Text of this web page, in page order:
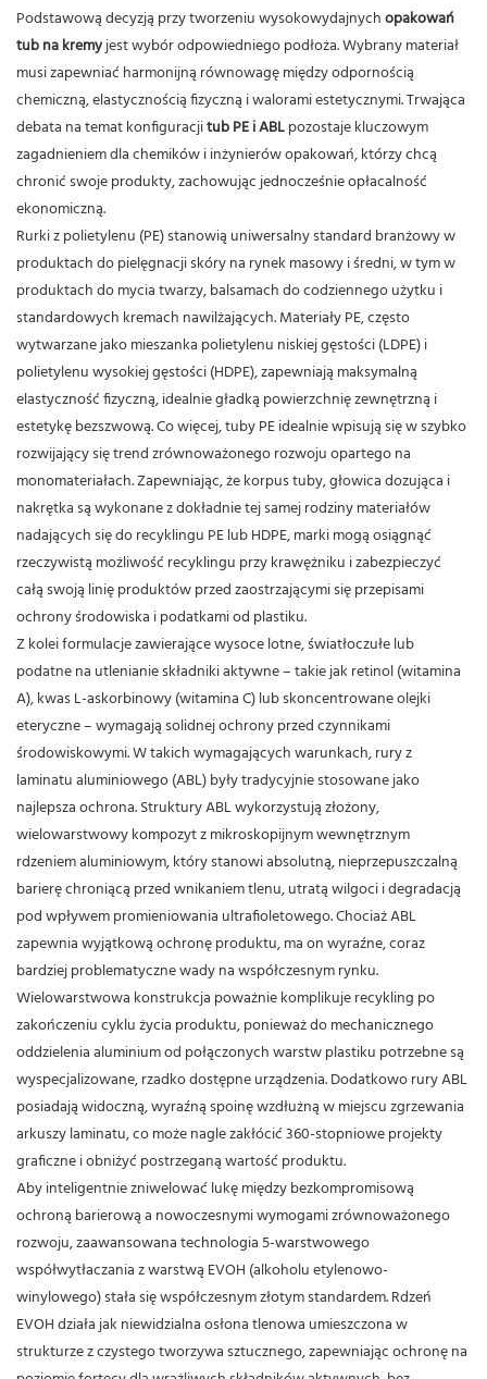
Podstawową decyzją przy tworzeniu wysokowydajnychopakowań
tub na kremyjest wybór odpowiedniego podłoża. Wybrany materiał
musi zapewniać harmonijną równowagę między odpornością
chemiczną, elastycznością fizyczną i walorami estetycznymi. Trwająca
debata na temat konfiguracjitub PE i ABLpozostaje kluczowym
zagadnieniem dla chemików i inżynierów opakowań, którzy chcą
chronić swoje produkty, zachowując jednocześnie opłacalność
ekonomiczną.
Rurki z polietylenu (PE) stanowią uniwersalny standard branżowy w
produktach do pielęgnacji skóry na rynek masowy i średni, w tym w
produktach do mycia twarzy, balsamach do codziennego użytku i
standardowych kremach nawilżających. Materiały PE, często
wytwarzane jako mieszanka polietylenu niskiej gęstości (LDPE) i
polietylenu wysokiej gęstości (HDPE), zapewniają maksymalną
elastyczność fizyczną, idealnie gładką powierzchnię zewnętrzną i
estetykę bezszwową.Co więcej, tuby PE idealnie wpisują się w szybko
rozwijający się trend zrównoważonego rozwoju opartego na
monomateriałach. Zapewniając, że korpus tuby, głowica dozująca i
nakrętka są wykonane z dokładnie tej samej rodziny materiałów
nadających się do recyklingu PE lub HDPE, marki mogą osiągnąć
rzeczywistą możliwość recyklingu przy krawężniku i zabezpieczyć
całą swoją linię produktów przed zaostrzającymi się przepisami
ochrony środowiska i podatkami od plastiku.
Z kolei formulacje zawierające wysoce lotne, światłoczułe lub
podatne na utlenianie składniki aktywne – takie jak retinol (witamina
A), kwas L-askorbinowy (witamina C) lub skoncentrowane olejki
eteryczne – wymagają solidnej ochrony przed czynnikami
środowiskowymi. W takich wymagających warunkach, rury z
laminatu aluminiowego (ABL) były tradycyjnie stosowane jako
najlepsza ochrona. Struktury ABL wykorzystują złożony,
wielowarstwowy kompozyt z mikroskopijnym wewnętrznym
rdzeniem aluminiowym, który stanowi absolutną, nieprzepuszczalną
barierę chroniącą przed wnikaniem tlenu, utratą wilgoci i degradacją
pod wpływem promieniowania ultrafioletowego.Chociaż ABL
zapewnia wyjątkową ochronę produktu, ma on wyraźne, coraz
bardziej problematyczne wady na współczesnym rynku.
Wielowarstwowa konstrukcja poważnie komplikuje recykling po
zakończeniu cyklu życia produktu, ponieważ do mechanicznego
oddzielenia aluminium od połączonych warstw plastiku potrzebne są
wyspecjalizowane, rzadko dostępne urządzenia.Dodatkowo rury ABL
posiadają widoczną, wyraźną spoinę wzdłużną w miejscu zgrzewania
arkuszy laminatu, co może nagle zakłócić 360-stopniowe projekty
graficzne i obniżyć postrzeganą wartość produktu.
Aby inteligentnie zniwelować lukę między bezkompromisową
ochroną barierową a nowoczesnymi wymogami zrównoważonego
rozwoju, zaawansowana technologia 5-warstwowego
współwytłaczania z warstwą EVOH (alkoholu etylenowo-
winylowego) stała się współczesnym złotym standardem. Rdzeń
EVOH działa jak niewidzialna osłona tlenowa umieszczona w
strukturze z czystego tworzywa sztucznego, zapewniając ochronę na